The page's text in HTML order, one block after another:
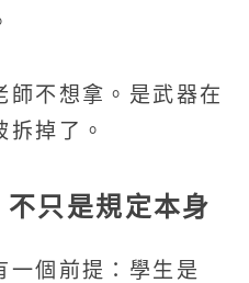
師不想拿。是武器在
掉了。
只是規定本身
一個前提：學生是